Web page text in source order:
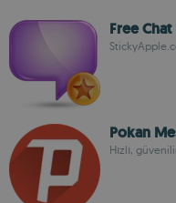
Free
Pokan
Hızlı,